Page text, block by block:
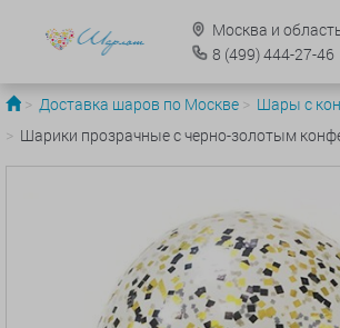
Москва и
8 (499)444-27-46
Доставка шаров по Москве
Шары с
Шарики прозрачные с черно-золотым